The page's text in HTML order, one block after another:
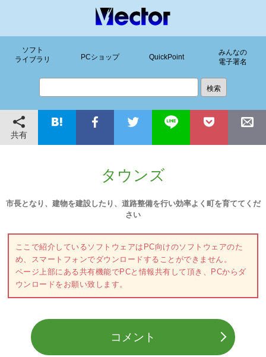
ソフト
ライブラリ
PCショップ QuickPoint
みんなの
電子署名
共有
タウンズ
市長となり、建物を建設したり、道路整備を行い効率よく町を育ててくだ
さい
ここで紹介しているソフトウェアはPC向けのソフトウェアのた
め、スマートフォンでダウンロードすることができません。
ページ上部にある共有機能でPCと情報共有して頂き、PCからダ
ウンロードをお願い致します。
コメント